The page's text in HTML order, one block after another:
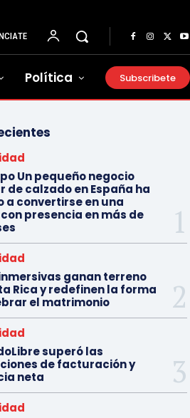
Política Subscribete
Un pequeño negocio
de calzado en España ha
a convertirse en una
presencia en más de
ganan terreno
Rica y redefinen la forma
el matrimonio
superó las
de facturación y
neta